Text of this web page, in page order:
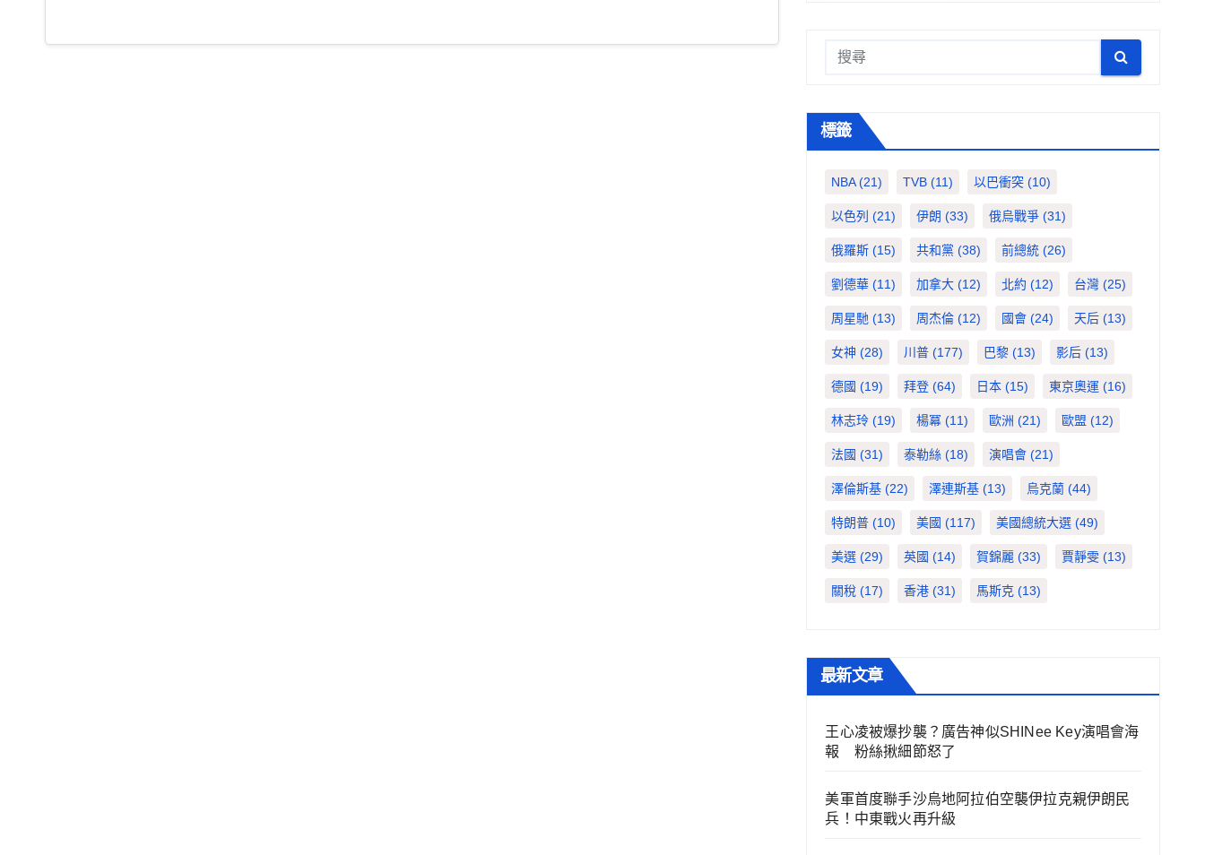
標籤
NBA(21) TVB (11) 以巴衝突 (10)
以色列 (21) 伊朗 (33) 俄烏戰爭 (31)
俄羅斯 (15) 共和黨 (38) 前總統 (26)
劉德華 (11) 加拿大 (12) 北約 (12) 台灣 (25)
周星馳 (13) 周杰倫 (12) 國會 (24) 天后 (13)
女神 (28) 川普 (177) 巴黎 (13) 影后 (13)
德國 (19) 拜登 (64) 日本 (15) 東京奧運 (16)
林志玲 (19) 楊冪 (11) 歐洲 (21) 歐盟 (12)
法國 (31) 泰勒絲 (18) 演唱會 (21)
澤倫斯基 (22) 澤連斯基 (13) 烏克蘭 (44)
特朗普 (10) 美國 (117) 美國總統大選 (49)
美選 (29) 英國 (14) 賀錦麗 (33) 賈靜雯 (13)
關稅 (17) 香港 (31) 馬斯克 (13)
最新文章
王心凌被爆抄襲？廣告神似SHINee Key演唱會海
報 粉絲揪細節怒了
美軍首度聯手沙烏地阿拉伯空襲伊拉克親伊朗民
兵！中東戰火再升級